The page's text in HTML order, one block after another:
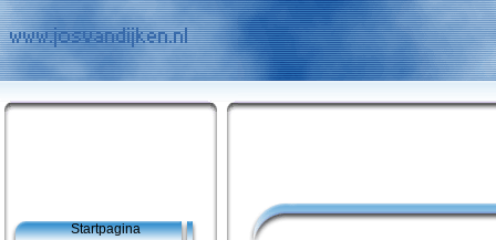
Startpagina